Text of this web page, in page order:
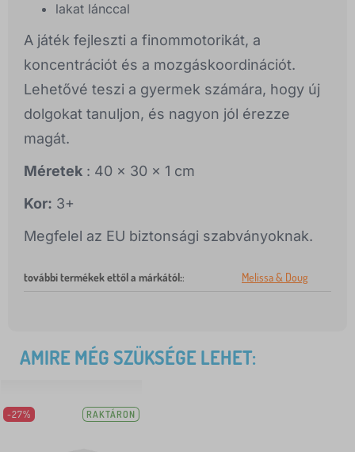
lakat lánccal
A játék fejleszti a finommotorikát, a
koncentrációt és a mozgáskoordinációt.
Lehetővé teszi a gyermek számára, hogy új
dolgokat tanuljon, és nagyon jól érezze
magát.
Méretek : 40 x 30 x 1 cm
Kor: 3+
Megfelel az EU biztonsági szabványoknak.
további termékek ettől a márkától:: Melissa & Doug
AMIRE MÉG SZÜKSÉGE LEHET:
-27% RAKTÁRON